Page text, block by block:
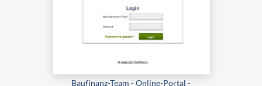
Baufinanz-Team - Online-Portal -